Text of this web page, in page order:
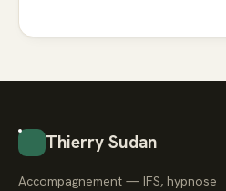
Thierry Sudan
Accompagnement — IFS, hypnose